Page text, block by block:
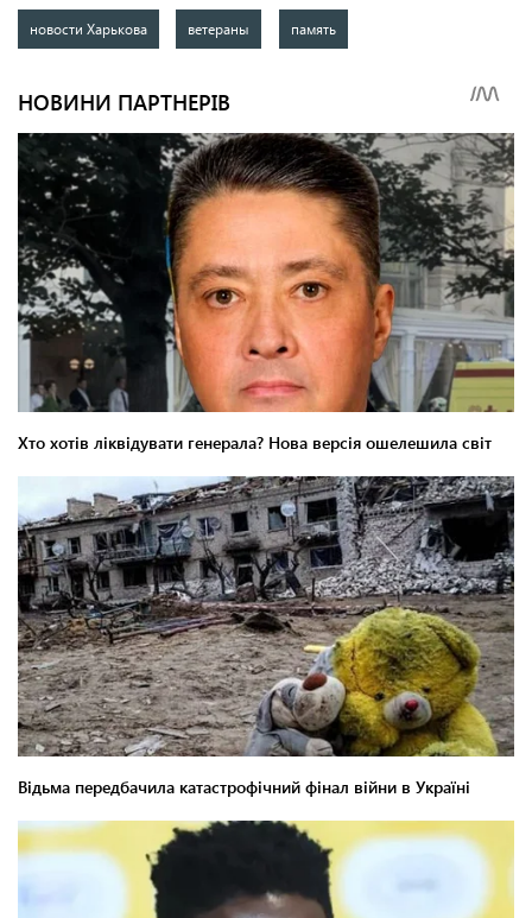
новости Харькова ветераны память